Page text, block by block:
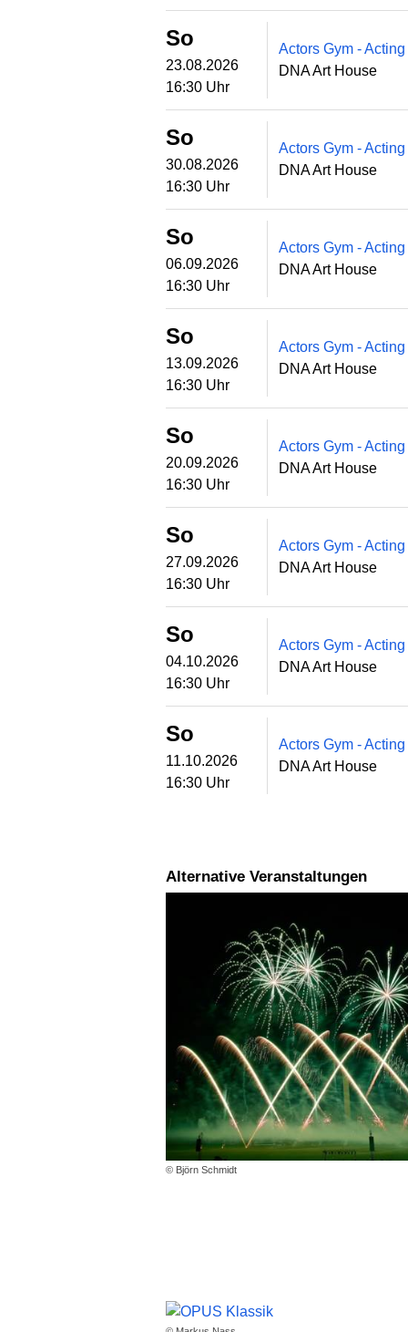
So
23.08.2026
16:30 Uhr
Actors Gym -
DNA Art House
So
30.08.2026
16:30 Uhr
Actors Gym -
DNA Art House
So
06.09.2026
16:30 Uhr
Actors Gym -
DNA Art House
So
13.09.2026
16:30 Uhr
Actors Gym -
DNA Art House
So
20.09.2026
16:30 Uhr
Actors Gym -
DNA Art House
So
27.09.2026
16:30 Uhr
Actors Gym -
DNA Art House
So
04.10.2026
16:30 Uhr
Actors Gym -
DNA Art House
So
11.10.2026
16:30 Uhr
Actors Gym -
DNA Art House
Alternative Veranstaltungen
© Björn Schmidt